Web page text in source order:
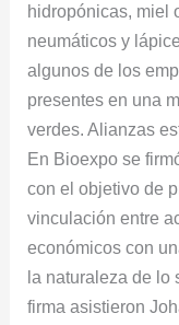
hidropónicas, miel
neumáticos y
algunos de los
presentes en una
verdes. Alianzas
En Bioexpo se
con el objetivo de
vinculación entre
económicos con
la naturaleza de lo
firma asistieron